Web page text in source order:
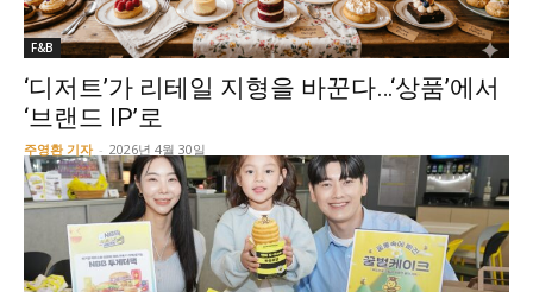
F&B
‘디저트’가 리테일 지형을 바꾼다…‘상품’에서
‘브랜드 IP’로
주영환 기자 - 2026년 4월 30일